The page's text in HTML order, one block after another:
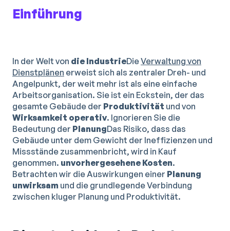
Einführung
In der Welt von die IndustrieDieVerwaltung von
Dienstplänen erweist sich als zentraler Dreh- und
Angelpunkt, der weit mehr ist als eine einfache
Arbeitsorganisation. Sie ist ein Eckstein, der das
gesamte Gebäude der Produktivität und von
Wirksamkeit operativ. Ignorieren Sie die
Bedeutung der PlanungDas Risiko, dass das
Gebäude unter dem Gewicht der Ineffizienzen und
Missstände zusammenbricht, wird in Kauf
genommen. unvorhergesehene Kosten.
Betrachten wir die Auswirkungen einer Planung
unwirksam und die grundlegende Verbindung
zwischen kluger Planung und Produktivität.